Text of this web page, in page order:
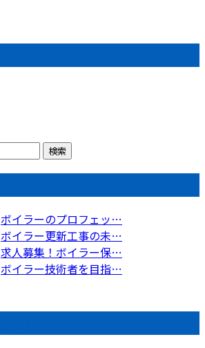
ボイラーのプロフェッ…
ボイラー更新工事の未…
求人募集！ボイラー保…
ボイラー技術者を目指…